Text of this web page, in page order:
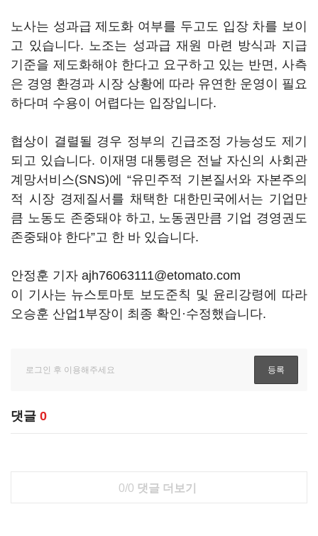
노사는 성과급 제도화 여부를 두고도 입장 차를 보이
고 있습니다. 노조는 성과급 재원 마련 방식과 지급
기준을 제도화해야 한다고 요구하고 있는 반면, 사측
은 경영 환경과 시장 상황에 따라 유연한 운영이 필요
하다며 수용이 어렵다는 입장입니다.
협상이 결렬될 경우 정부의 긴급조정 가능성도 제기
되고 있습니다. 이재명 대통령은 전날 자신의 사회관
계망서비스(SNS)에 “유민주적 기본질서와 자본주의
적 시장 경제질서를 채택한 대한민국에서는 기업만
큼 노동도 존중돼야 하고, 노동권만큼 기업 경영권도
존중돼야 한다”고 한 바 있습니다.
안정훈 기자 ajh76063111@etomato.com
이 기사는 뉴스토마토 보도준칙 및 윤리강령에 따라
오승훈 산업1부장이 최종 확인·수정했습니다.
댓글 0
0/0 댓글 더보기